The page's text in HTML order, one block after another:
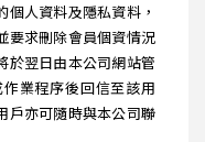
人資料及隱私資料，
要求刪除會員個資情況
於翌日由本公司網站管
業程序後回信至該用
戶亦可隨時與本公司聯